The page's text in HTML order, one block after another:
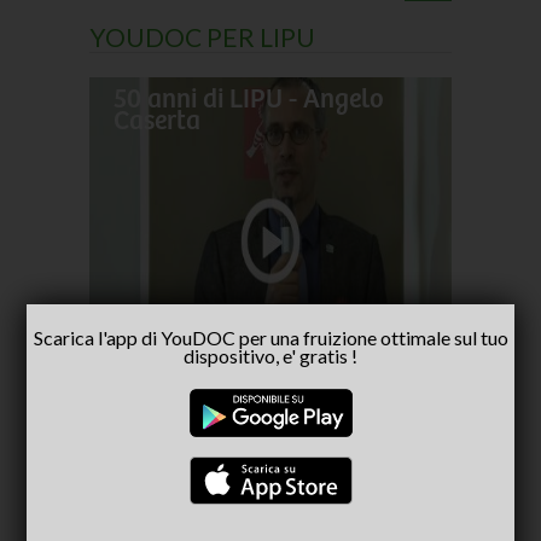
YOUDOC PER LIPU
50 anni di LIPU - Angelo
Caserta
CONSIGLIATI PER TE(ACTIVE TAB)
Scarica l'app di YouDOC per una fruizione ottimale sul tuo
dispositivo, e' gratis !